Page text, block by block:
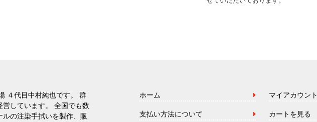
４代目中村純也です。 群
しています。 全国でも数
の注染手拭いを製作、販
ホーム
支払い方法について
マイアカウント
カートを見る